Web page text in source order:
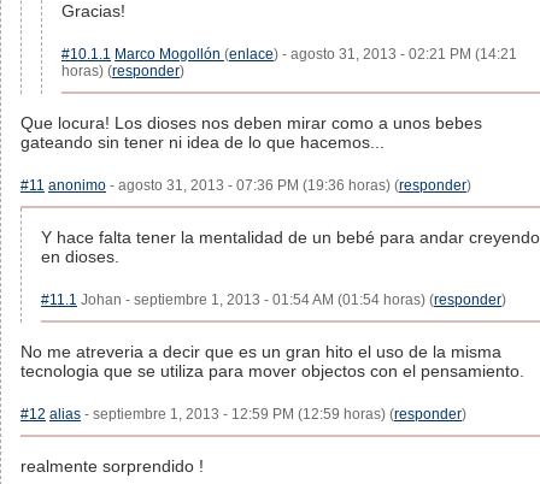
Gracias!
#10.1.1 Marco Mogollón (enlace) - agosto 31, 2013 - 02:21 PM (14:21
horas) (responder)
Que locura! Los dioses nos deben mirar como a unos bebes
gateando sin tener ni idea de lo que hacemos...
#11 anonimo - agosto 31, 2013 - 07:36 PM (19:36 horas) (responder)
Y hace falta tener la mentalidad de un bebé para andar creyendo
en dioses.
#11.1 Johan - septiembre 1, 2013 - 01:54 AM (01:54 horas) (responder)
No me atreveria a decir que es un gran hito el uso de la misma
tecnologia que se utiliza para mover objectos con el pensamiento.
#12 alias - septiembre 1, 2013 - 12:59 PM (12:59 horas) (responder)
realmente sorprendido !